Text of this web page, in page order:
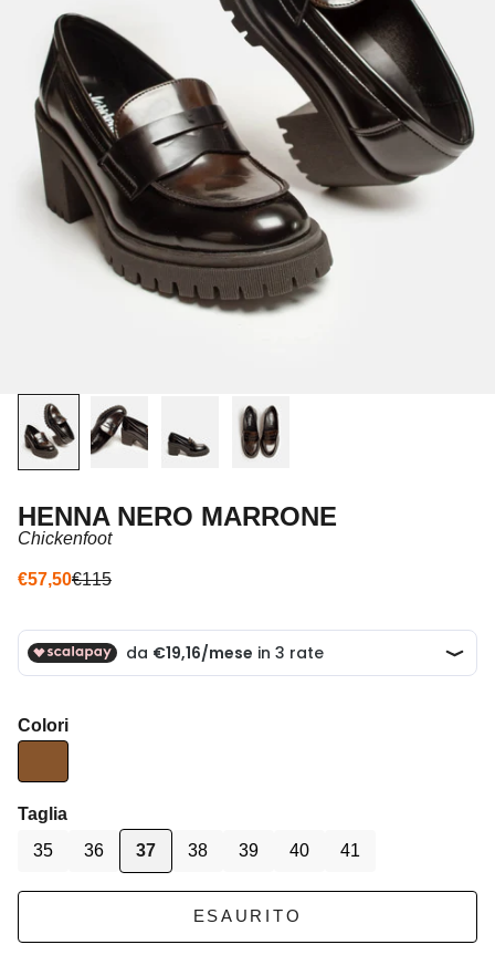
HENNA NERO MARRONE
Chickenfoot
Prezzo scontato
€57,50Prezzo
€115
Colori
Taglia
35
36 37 38 39 40 41
ESAURITO